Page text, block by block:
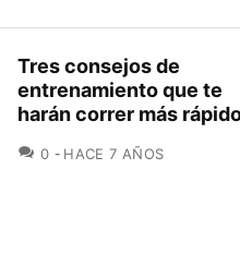
Tres consejos de
entrenamiento que te
harán correr más
0 COMENTARIOS
HACE 7 AÑOS